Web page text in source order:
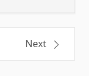
Next